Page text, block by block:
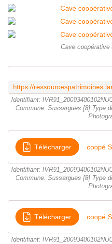
Cave coopérative
Identifiant:
Commune: Sussargues [8] Type
Télécharger coopé
Identifiant:
Commune: Sussargues [8] Type
Télécharger coopé
Identifiant: